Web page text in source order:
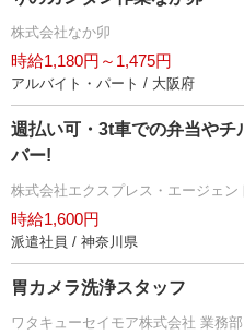
株式会社なか卯
時給1,180円～1,475円
アルバイト・パート / 大阪府
週払い可・3t車での弁当やチ
バー!
株式会社エクスプレス・エージェン
時給1,600円
派遣社員 / 神奈川県
胃カメラ洗浄スタッフ
ワタキューセイモア株式会社 業務部